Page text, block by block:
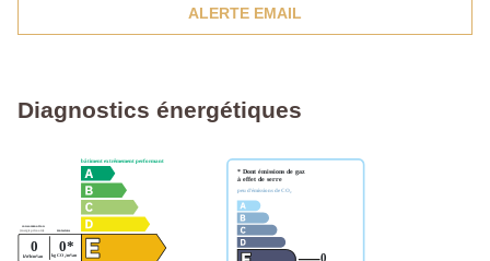
ALERTE EMAIL
Diagnostics énergétiques